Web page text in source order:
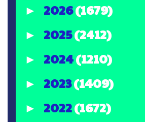
► 2026(1679)
► 2025(2412)
► 2024(1210)
► 2023(1409)
► 2022(1672)